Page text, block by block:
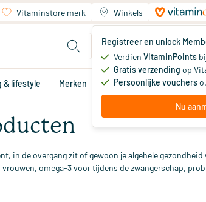
Vitaminstore merk Winkels
Registreer en unlock
Verdien VitaminPoints
Gratis verzending op
Persoonlijke vouchers
Nu
Jouw
Je hebt nog
& lifestyle Merken Aanbiedingen
in de overgang zit of gewoon je algehele
omega-3 voor tijdens de zwangerschap,